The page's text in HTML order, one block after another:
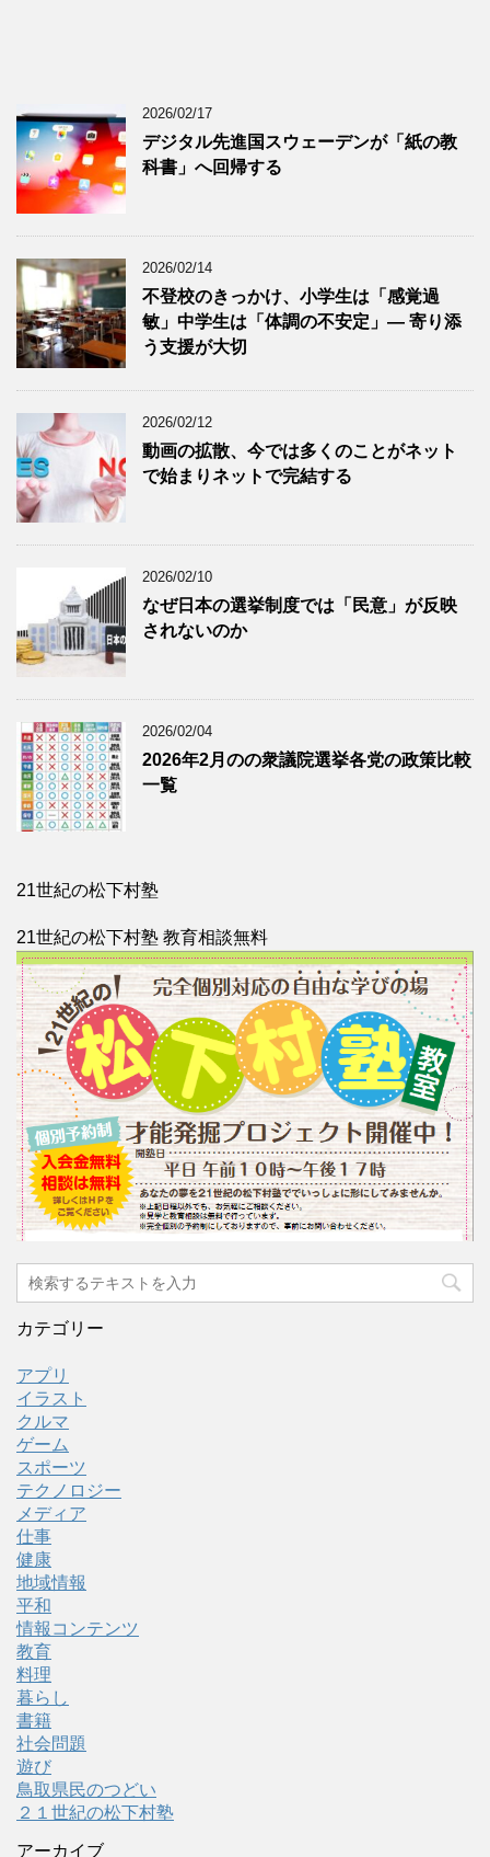
2026/02/17
デジタル先進国スウェーデンが「紙の教
科書」へ回帰する
2026/02/14
不登校のきっかけ、小学生は「感覚過
敏」中学生は「体調の不安定」― 寄り添
う支援が大切
2026/02/12
動画の拡散、今では多くのことがネット
で始まりネットで完結する
2026/02/10
なぜ日本の選挙制度では「民意」が反映
されないのか
2026/02/04
2026年2月のの衆議院選挙各党の政策比較
一覧
21世紀の松下村塾
21世紀の松下村塾 教育相談無料
カテゴリー
アプリ
イラスト
クルマ
ゲーム
スポーツ
テクノロジー
メディア
仕事
健康
地域情報
平和
情報コンテンツ
教育
料理
暮らし
書籍
社会問題
遊び
鳥取県民のつどい
２１世紀の松下村塾
アーカイブ